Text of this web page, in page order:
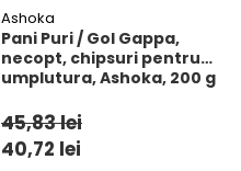
Ashoka
Pani Puri / Gol Gappa,
necopt, chipsuri pentru
umplutura, Ashoka, 200 g
45,83 lei
40,72 lei